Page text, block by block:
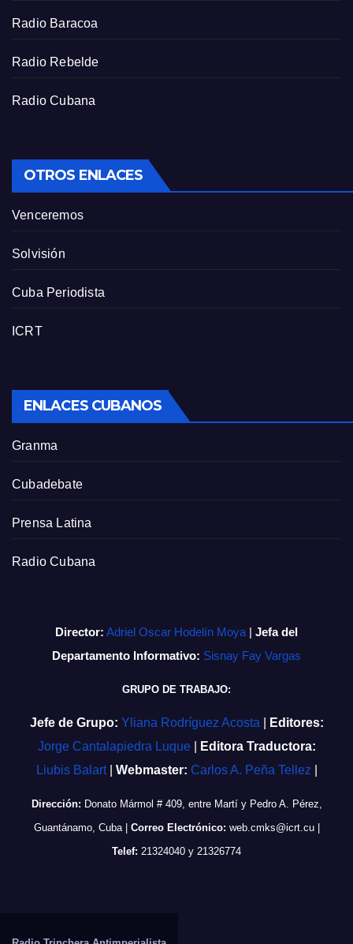
Radio Baracoa
Radio Rebelde
Radio Cubana
OTROS ENLACES
Venceremos
Solvisión
Cuba Periodista
ICRT
ENLACES CUBANOS
Granma
Cubadebate
Prensa Latina
Radio Cubana
Director: Adriel Oscar Hodelín Moya | Jefa del
Departamento Informativo: Sisnay Fay Vargas
GRUPO DE TRABAJO:
Jefe de Grupo: Yliana Rodríguez Acosta
Editores:
Jorge Cantalapiedra Luque
Editora Traductora:
Liubis Balart
Webmaster: Carlos A. Peña Tellez|
Dirección: Donato Mármol # 409, entre Martí y Pedro A. Pérez,
Guantánamo, Cuba| Correo Electrónico: web.cmks@icrt.cu|
Telef: 21324040 y 21326774